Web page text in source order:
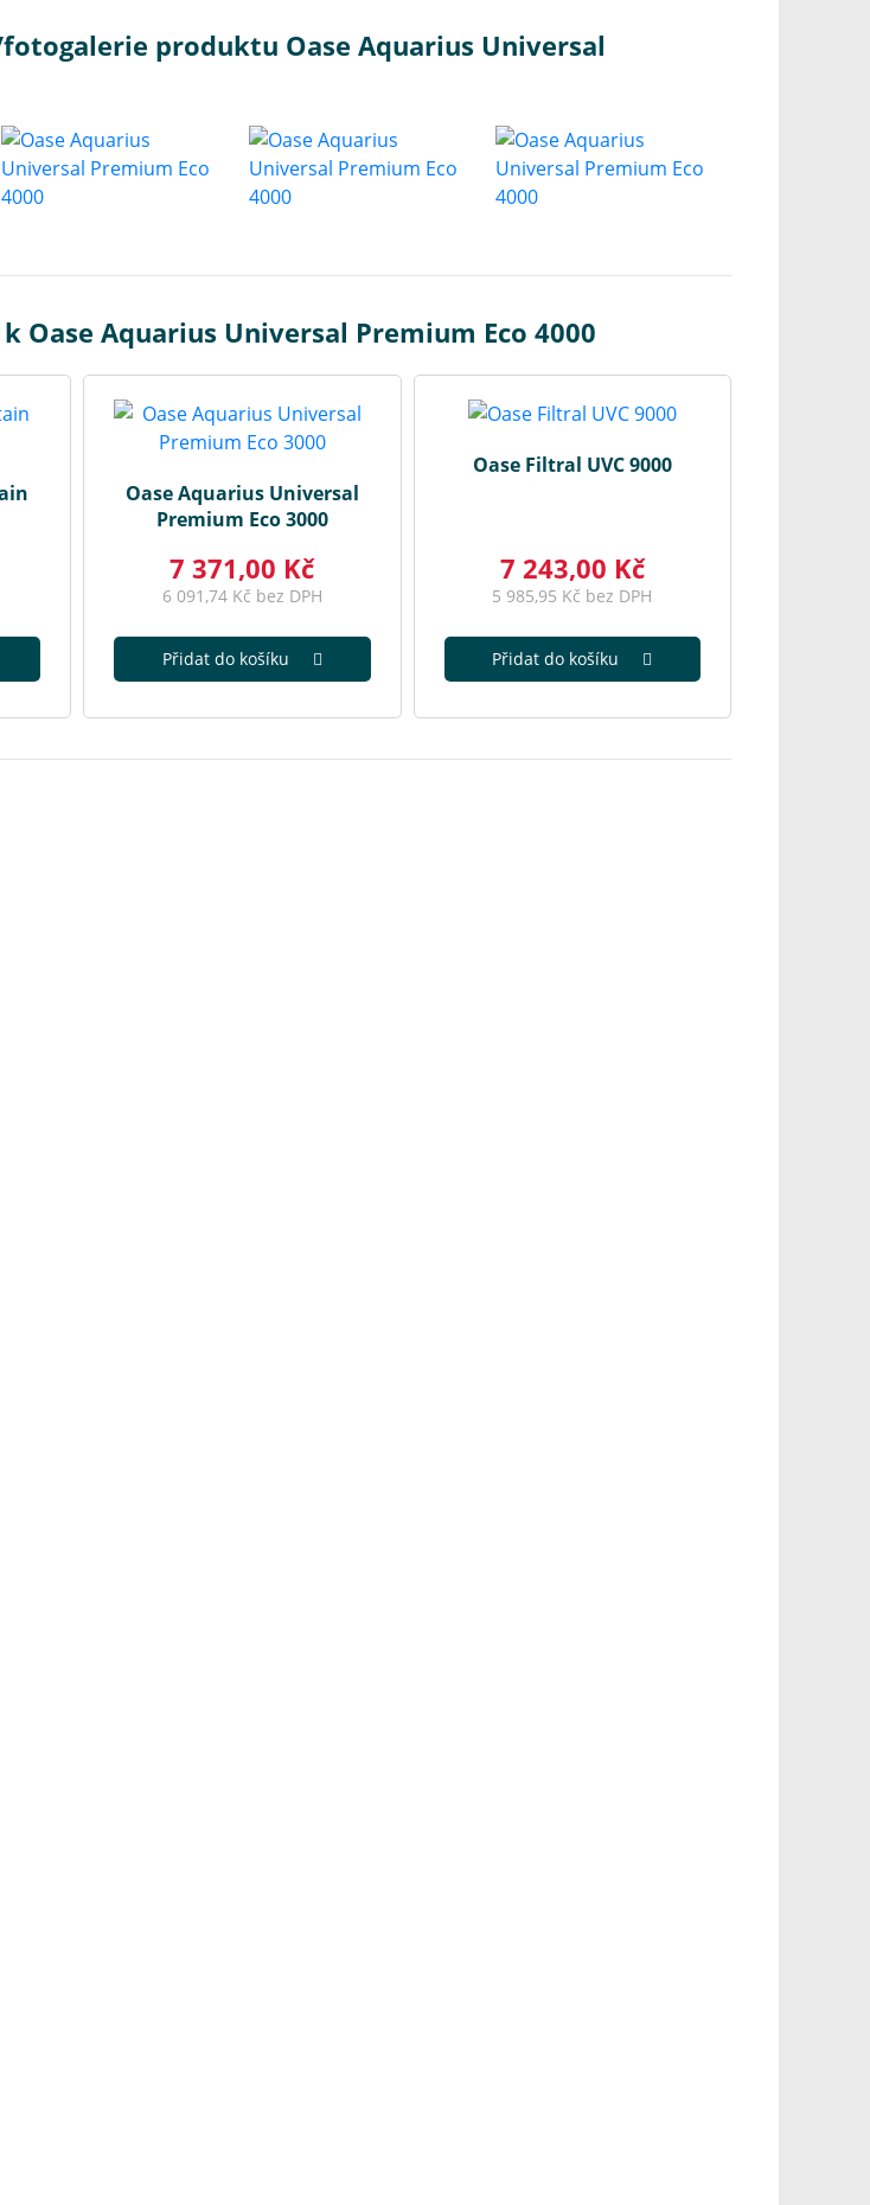
produktu Oase Aquarius Universal
Oase Aquarius Universal Premium Eco 4000
Oase Aquarius Universal
Premium Eco 3000
7 371,00 Kč
6 091,74 Kč bez DPH
Přidat do košíku
Oase Filtral UVC 9000
7 243,00 Kč
5 985,95 Kč bez DPH
Přidat do košíku